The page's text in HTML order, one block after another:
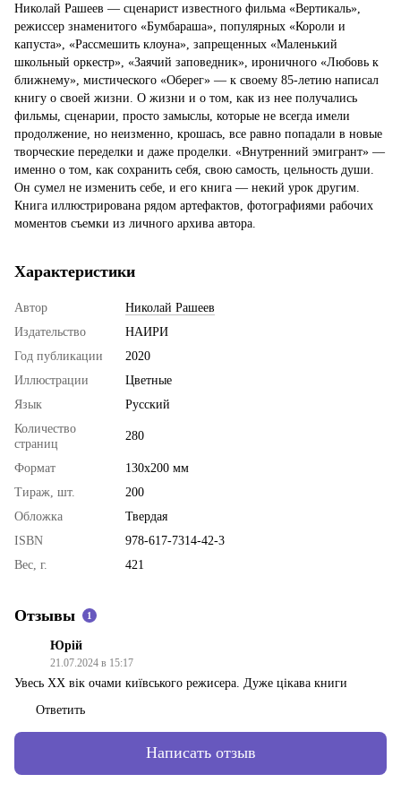
Николай Рашеев — сценарист известного фильма «Вертикаль»,
режиссер знаменитого «Бумбараша», популярных «Короли и
капуста», «Рассмешить клоуна», запрещенных «Маленький
школьный оркестр», «Заячий заповедник», ироничного «Любовь к
ближнему», мистического «Оберег» — к своему 85-летию написал
книгу о своей жизни. О жизни и о том, как из нее получались
фильмы, сценарии, просто замыслы, которые не всегда имели
продолжение, но неизменно, крошась, все равно попадали в новые
творческие переделки и даже проделки. «Внутренний эмигрант» —
именно о том, как сохранить себя, свою самость, цельность души.
Он сумел не изменить себе, и его книга — некий урок другим.
Книга иллюстрирована рядом артефактов, фотографиями рабочих
моментов съемки из личного архива автора.
Характеристики
Автор
Николай Рашеев
Издательство
НАИРИ
Год публикации
2020
Иллюстрации
Цветные
Язык
Русский
Количество
страниц
280
Формат
130х200 мм
Тираж, шт.
200
Обложка
Твердая
ISBN
978-617-7314-42-3
Вес, г.
421
Отзывы 1
Юрій
21.07.2024 в 15:17
Увесь XX вік очами київського режисера. Дуже цікава книги
Ответить
Написать отзыв